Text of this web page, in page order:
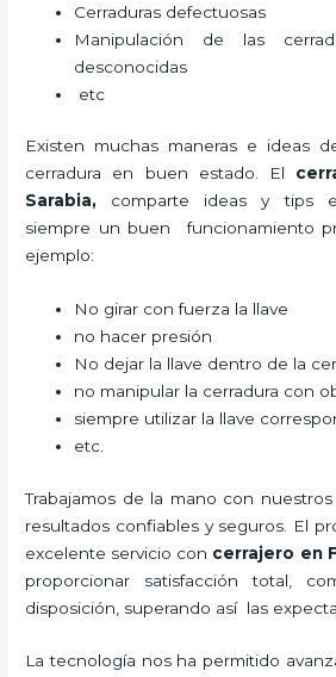
Cerraduras defectuosas
Manipulación de las
desconocidas
etc
Existen muchas maneras e ideas
cerradura en buen estado. El
Sarabia, comparte ideas y tips
siempre un buen funcionamiento
ejemplo:
No girar con fuerza la llave
no hacer presión
No dejar la llave dentro de la
no manipular la cerradura con
siempre utilizar la llave
etc.
Trabajamos de la mano con
resultados confiables y seguros. El
excelente servicio con cerrajero en
proporcionar satisfacción total,
disposición, superando así las
La tecnología nos ha permitido